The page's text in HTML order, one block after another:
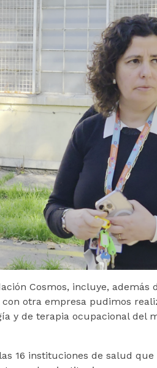
Cosmos, incluye, además
otra empresa pudimos
y de terapia ocupacional del
16 instituciones de salud